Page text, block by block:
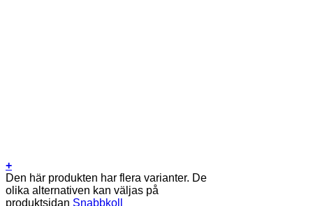
+
Den här produkten har flera varianter. De
olika alternativen kan väljas på
produktsidan Snabbkoll